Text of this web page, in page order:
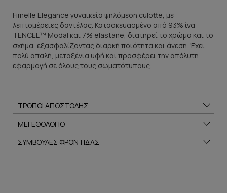
Fimelle Elegance γυναικεία ψηλόμεση culotte, με
λεπτομέρειες δαντέλας. Κατασκευασμένο από 93% ίνα
TENCEL™ Modal και 7% elastane, διατηρεί το χρώμα και το
σχήμα, εξασφαλίζοντας διαρκή ποιότητα και άνεση. Έχει
πολύ απαλή, μεταξένια υφή και προσφέρει την απόλυτη
εφαρμογή σε όλους τους σωματότυπους.
ΤΡΟΠΟΙ ΑΠΟΣΤΟΛΗΣ
ΜΕΓΕΘΟΛΟΓΙΟ
ΣΥΜΒΟΥΛΕΣ ΦΡΟΝΤΙΔΑΣ